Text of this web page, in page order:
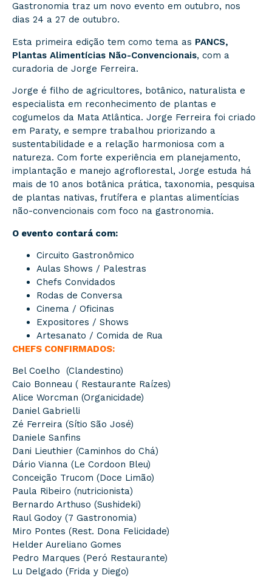
Gastronomia traz um novo evento em outubro, nos
dias 24 a 27 de outubro.
Esta primeira edição tem como tema as PANCS,
Plantas Alimentícias Não-Convencionais, com a
curadoria de Jorge Ferreira.
Jorge é filho de agricultores, botânico, naturalista e
especialista em reconhecimento de plantas e
cogumelos da Mata Atlântica. Jorge Ferreira foi criado
em Paraty, e sempre trabalhou priorizando a
sustentabilidade e a relação harmoniosa com a
natureza. Com forte experiência em planejamento,
implantação e manejo agroflorestal, Jorge estuda há
mais de 10 anos botânica prática, taxonomia, pesquisa
de plantas nativas, frutífera e plantas alimentícias
não-convencionais com foco na gastronomia.
O evento contará com:
Circuito Gastronômico
Aulas Shows / Palestras
Chefs Convidados
Rodas de Conversa
Cinema / Oficinas
Expositores / Shows
Artesanato / Comida de Rua
CHEFS CONFIRMADOS:
Bel Coelho (Clandestino)
Caio Bonneau ( Restaurante Raízes)
Alice Worcman (Organicidade)
Daniel Gabrielli
Zé Ferreira (Sítio São José)
Daniele Sanfins
Dani Lieuthier (Caminhos do Chá)
Dário Vianna (Le Cordoon Bleu)
Conceição Trucom (Doce Limão)
Paula Ribeiro (nutricionista)
Bernardo Arthuso (Sushideki)
Raul Godoy (7 Gastronomia)
Miro Pontes (Rest. Dona Felicidade)
Helder Aureliano Gomes
Pedro Marques (Peró Restaurante)
Lu Delgado (Frida y Diego)